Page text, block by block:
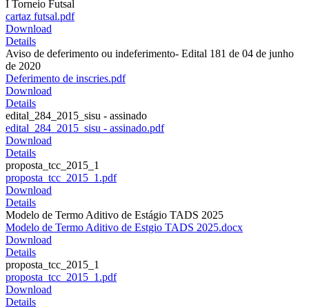
I Torneio Futsal
cartaz futsal.pdf
Download
Details
Aviso de deferimento ou indeferimento- Edital 181 de 04 de junho
de 2020
Deferimento de inscries.pdf
Download
Details
edital_284_2015_sisu - assinado
edital_284_2015_sisu - assinado.pdf
Download
Details
proposta_tcc_2015_1
proposta_tcc_2015_1.pdf
Download
Details
Modelo de Termo Aditivo de Estágio TADS 2025
Modelo de Termo Aditivo de Estgio TADS 2025.docx
Download
Details
proposta_tcc_2015_1
proposta_tcc_2015_1.pdf
Download
Details